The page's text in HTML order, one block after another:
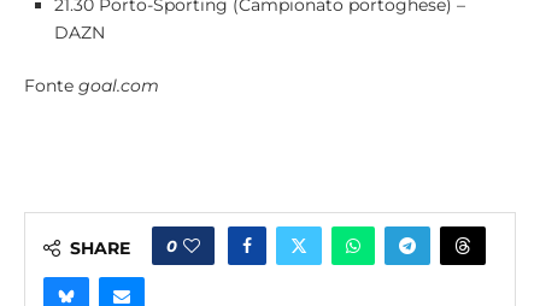
21.30 Porto-Sporting (Campionato portoghese) –
DAZN
Fonte goal.com
SHARE 0